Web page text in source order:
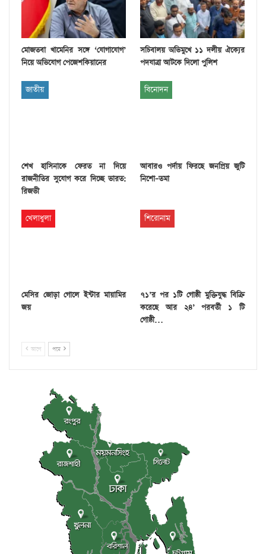
মোজতবা খামেনির সঙ্গে ‘যোগাযোগ’
নিয়ে অভিযোগ পেজেশকিয়ানের
সচিবালয় অভিমুখে ১১ দলীয় ঐক্যের
পদযাত্রা আটকে দিলো পুলিশ
জাতীয়
শেখ হাসিনাকে ফেরত না দিয়ে
রাজনীতির সুযোগ করে দিচ্ছে ভারত:
রিজভী
বিনোদন
আবারও পর্দায় ফিরছে জনপ্রিয় জুটি
নিশো–তমা
খেলাধুলা
মেসির জোড়া গোলে ইন্টার মায়ামির
জয়
শিরোনাম
৭১’র পর ১টি গোষ্ঠী মুক্তিযুদ্ধ বিক্রি
করেছে আর ২৪’ পরবর্তী ১ টি
গোষ্ঠী…
আগে পরে